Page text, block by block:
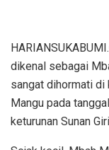
dikenal sebagai
sangat dihormati di
Mangu pada
keturunan Sunan